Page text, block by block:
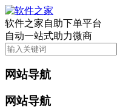
软件之家自助下单平台
自动一站式助力微商
网站导航
网站导航